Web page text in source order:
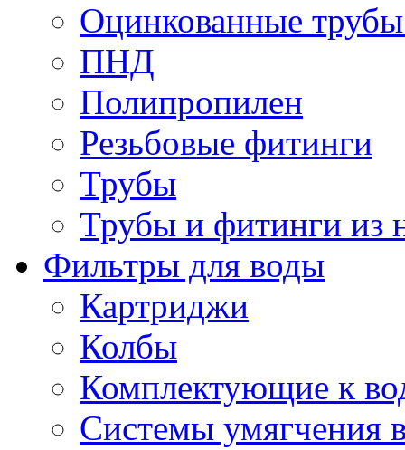
Оцинкованные
ПНД
Полипропилен
Резьбовые фитинги
Трубы
Трубы и фитинги из
Фильтры для воды
Картриджи
Колбы
Комплектующие к
Системы умягчения